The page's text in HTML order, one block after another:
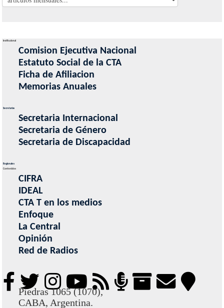
Institucional
Comision Ejecutiva Nacional
Estatuto Social de la CTA
Ficha de Afiliacion
Memorias Anuales
Secretarias
Secretaria Internacional
Secretaria de Género
Secretaria de Discapacidad
Regionales
Contenidos
CIFRA
IDEAL
CTA T en los medios
Enfoque
La Central
Opinión
Red de Radios
Piedras 1065 (1070),
CABA, Argentina.